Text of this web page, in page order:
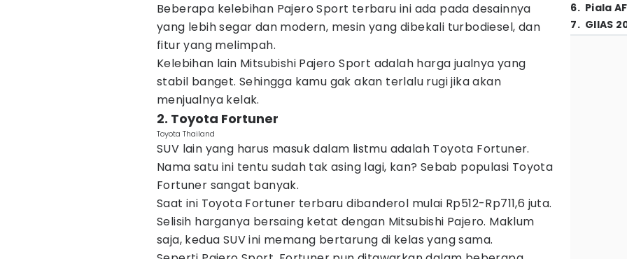
Beberapa kelebihan Pajero Sport terbaru ini ada pada desainnya
yang lebih segar dan modern, mesin yang dibekali turbodiesel, dan
fitur yang melimpah.
Kelebihan lain Mitsubishi Pajero Sport adalah harga jualnya yang
stabil banget. Sehingga kamu gak akan terlalu rugi jika akan
menjualnya kelak.
2. Toyota Fortuner
Toyota Thailand
SUV lain yang harus masuk dalam listmu adalah Toyota Fortuner.
Nama satu ini tentu sudah tak asing lagi, kan? Sebab populasi Toyota
Fortuner sangat banyak.
Saat ini Toyota Fortuner terbaru dibanderol mulai Rp512-Rp711,6 juta.
Selisih harganya bersaing ketat dengan Mitsubishi Pajero. Maklum
saja, kedua SUV ini memang bertarung di kelas yang sama.
6. Piala
7. GIIAS